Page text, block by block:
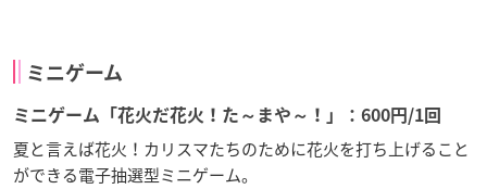
ミニゲーム
ミニゲーム「花火だ花火！た～まや～！」：600円/1回
夏と言えば花火！カリスマたちのために花火を打ち上げること
ができる電子抽選型ミニゲーム。